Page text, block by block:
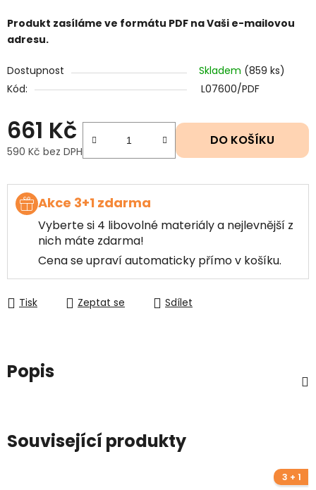
Produkt zasíláme ve formátu PDF na Vaši e-mailovou
adresu.
Dostupnost Skladem (859 ks)
Kód:
L07600/PDF
661 Kč
590 Kč bez DPH
DO KOŠÍKU
Akce 3+1 zdarma
Vyberte si 4 libovolné materiály a nejlevnější z
nich máte zdarma!
Cena se upraví automaticky přímo v košíku.
Tisk Zeptat se Sdílet
Popis
Související produkty
3 + 1